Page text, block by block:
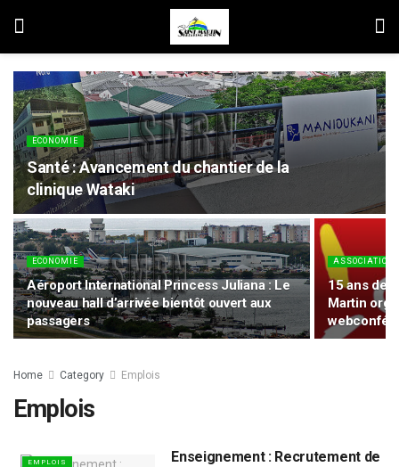
ECONOMIE
Santé : Avancement du chantier de la
clinique Wataki
ECONOMIE
Aéroport International Princess Juliana : Le
nouveau hall d’arrivée bientôt ouvert aux
passagers
ASSOCIATION
15 ans de
Martin
Home Category Emplois
Emplois
EMPLOIS
Enseignement : Recrutement de